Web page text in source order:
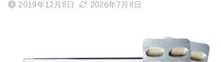
2019年12月8日 2026年7月8日